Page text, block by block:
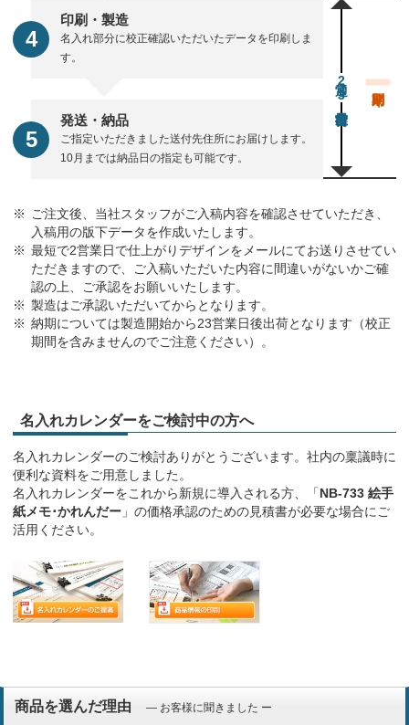
印刷・製造
名入れ部分に校正確認いただいたデータを印刷しま
す。
発送・納品
ご指定いただきました送付先住所にお届けします。
10月までは納品日の指定も可能です。
通常23営業日後出荷
ご注文後、当社スタッフがご入稿内容を確認させていただき、
入稿用の版下データを作成いたします。
最短で2営業日で仕上がりデザインをメールにてお送りさせてい
ただきますので、ご入稿いただいた内容に間違いがないかご確
認の上、ご承認をお願いいたします。
製造はご承認いただいてからとなります。
納期については製造開始から23営業日後出荷となります（校正
期間を含みませんのでご注意ください）。
名入れカレンダーをご検討中の方へ
名入れカレンダーのご検討ありがとうございます。社内の稟議時に
便利な資料をご用意しました。
名入れカレンダーをこれから新規に導入される方、「NB-733 絵手
紙メモ･かれんだー 」の価格承認のための見積書が必要な場合にご
活用ください。
商品を選んだ理由 ― お客様に聞きました ー